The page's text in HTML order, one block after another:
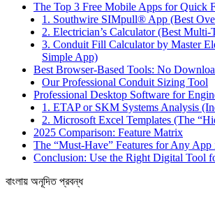
The Top 3 Free Mobile Apps for Quick
1. Southwire SIMpull® App (Best
2. Electrician’s Calculator (Best Multi-
3. Conduit Fill Calculator by Master
Simple App)
Best Browser-Based Tools: No
Our Professional Conduit Sizing Tool
Professional Desktop Software for
1. ETAP or SKM Systems Analysis
2. Microsoft Excel Templates (The
2025 Comparison: Feature Matrix
The “Must-Have” Features for Any App
Conclusion: Use the Right Digital Tool
বাংলায় অনূদিত প্রবন্ধ